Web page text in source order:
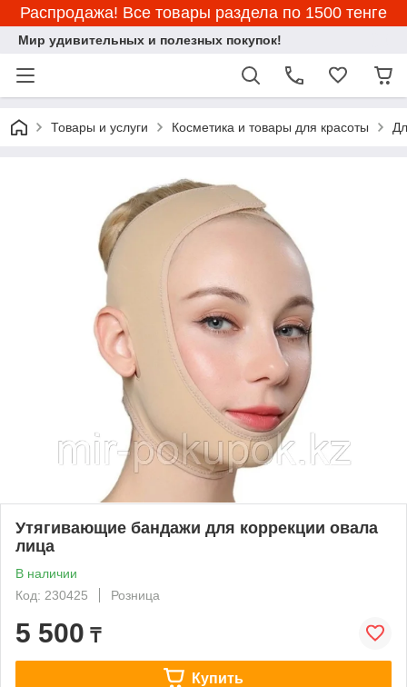
Распродажа! Все товары раздела по 1500 тенге
Мир удивительных и полезных покупок!
Товары и услуги Косметика и товары для красоты
Утягивающие бандажи для коррекции овала
лица
В наличии
Код: 230425
Розница
5 500 ₸
Купить